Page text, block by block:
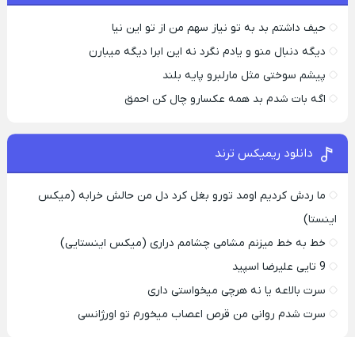
حیف داشتم بد به تو نیاز سهم من از تو این نیا
دیگه دنبال منو و یادم نگرد نه این ابرا دیگه میبارن
پیشم سوختی مثل مارلبرو پایه بلند
اگه بات شدم بد همه عکسارو چال کن احمق
دانلود ریمیکس ترند
ما ردش کردیم اومد تورو بغل کرد دل من حالش خرابه (میکس
اینستا)
خط به خط میزنم مشامی چشامم دراری (میکس اینستایی)
9 تایی علیرضا اسپید
سرت بالاعه یا نه هرچی میخواستی داری
سرت شدم روانی من قرص اعصاب میخورم تو اورژانسی